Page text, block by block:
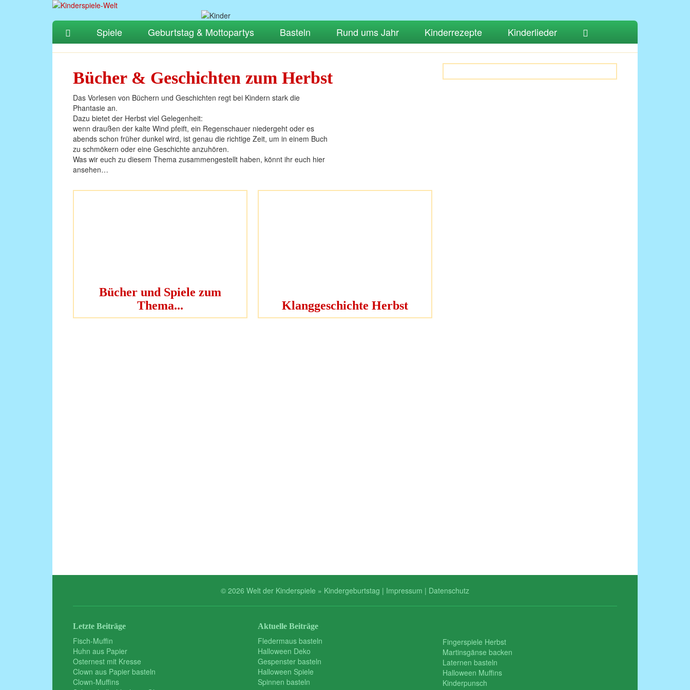
Spiele Geburtstag & Mottopartys Basteln Rund ums Jahr Kinderrezepte Kinderlieder
Bücher & Geschichten zum Herbst
Das Vorlesen von Büchern und Geschichten regt bei Kindern stark die
Phantasie an.
Dazu bietet der Herbst viel Gelegenheit:
wenn draußen der kalte Wind pfeift, ein Regenschauer niedergeht oder es
abends schon früher dunkel wird, ist genau die richtige Zeit, um in einem Buch
zu schmökern oder eine Geschichte anzuhören.
Was wir euch zu diesem Thema zusammengestellt haben, könnt ihr euch hier
ansehen…
Bücher und Spiele zum
Thema...
Klanggeschichte Herbst
© 2026 Welt der Kinderspiele » Kindergeburtstag | Impressum | Datenschutz
Letzte Beiträge
Fisch-Muffin
Huhn aus Papier
Osternest mit Kresse
Clown aus Papier basteln
Clown-Muffins
Aktuelle Beiträge
Fledermaus basteln
Halloween Deko
Gespenster basteln
Halloween Spiele
Spinnen basteln
Fingerspiele Herbst
Martinsgänse backen
Laternen basteln
Halloween Muffins
Kinderpunsch